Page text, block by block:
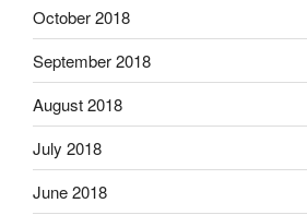
October 2018
September 2018
August 2018
July 2018
June 2018